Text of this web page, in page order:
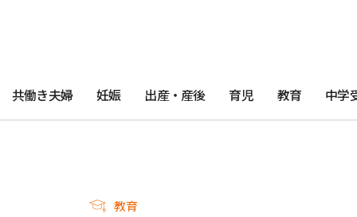
共働き夫婦 妊娠 出産・産後 育児 教育 中学
教育